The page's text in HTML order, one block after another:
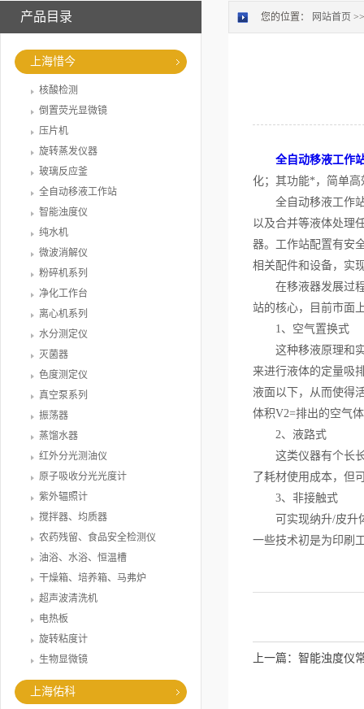
产品目录
上海惜今
核酸检测
倒置荧光显微镜
压片机
旋转蒸发仪器
玻璃反应釜
全自动移液工作站
智能浊度仪
纯水机
微波消解仪
粉碎机系列
净化工作台
离心机系列
水分测定仪
灭菌器
色度测定仪
真空泵系列
振荡器
蒸馏水器
红外分光测油仪
原子吸收分光光度计
紫外辐照计
搅拌器、均质器
农药残留、食品安全检测仪
油浴、水浴、恒温槽
干燥箱、培养箱、马弗炉
超声波清洗机
电热板
旋转粘度计
生物显微镜
上海佑科
您的位置： 网站首页
全自动移液工作
化；其功能*，简单
全自动移液工作站
以及合并等液体处理
器。工作站配置有安
相关配件和设备，实
在移液器发展过程
站的核心，目前市面
1、空气置换式
这种移液原理和实
来进行液体的定量吸
液面以下，从而使得
体积V2=排出的空气
2、液路式
这类仪器有个长长
了耗材使用成本，但
3、非接触式
可实现纳升/皮升体
一些技术初是为印刷
上一篇： 智能浊度仪